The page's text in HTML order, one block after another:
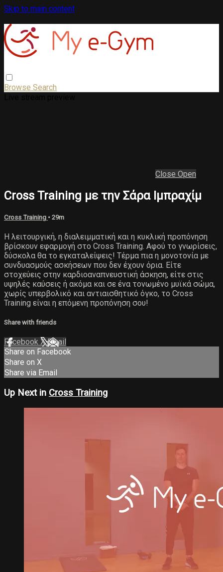
Skip to main content
Browse Search
Close Open
Cross Training με την Σάρα Ιμπραχίμ
Cross Training • 29m
Η λειτουργική, η διαλειμματική και η κυκλική προπόνηση
βρίσκουν εφαρμογή στο Cross Training. Αφού το γνωρίσεις,
δύσκολα θα το εγκαταλείψεις! Τέρμα πια η μονοτονία με
συνδυασμούς ασκήσεων που δεν έχουν όρια. Είτε
στοχεύεις στην καρδιοαναπνευστική άσκηση, είτε στις
υψηλές καύσεις ή ακόμα και σε ένα τονωμένο μυϊκά σώμα,
χωρίς υπερβολικό και αντιαισθητικό όγκο, το Cross
Training είναι η επόμενη προπόνηση σου!
Share with friends
Facebook XEmail
Share on Facebook
Share on X
Share via Email
Up Next in Cross Training